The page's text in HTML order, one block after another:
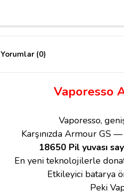
Yorumlar (0)
Vaporesso
Vaporesso,
Karşınızda Armour GS
18650 Pil yuvası
En yeni teknolojilerle
Etkileyici batarya
Peki